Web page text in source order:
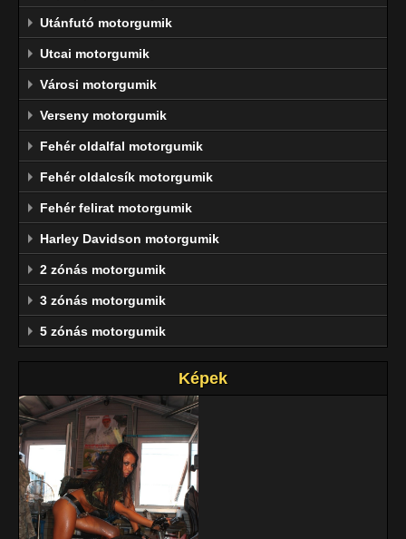
Utánfutó motorgumik
Utcai motorgumik
Városi motorgumik
Verseny motorgumik
Fehér oldalfal motorgumik
Fehér oldalcsík motorgumik
Fehér felirat motorgumik
Harley Davidson motorgumik
2 zónás motorgumik
3 zónás motorgumik
5 zónás motorgumik
Képek